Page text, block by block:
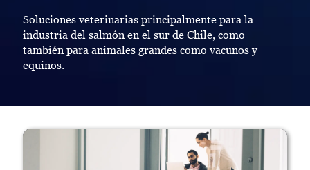
Soluciones veterinarias principalmente para la
industria del salmón en el sur de Chile, como
también para animales grandes como vacunos y
equinos.
PROFESIONALES